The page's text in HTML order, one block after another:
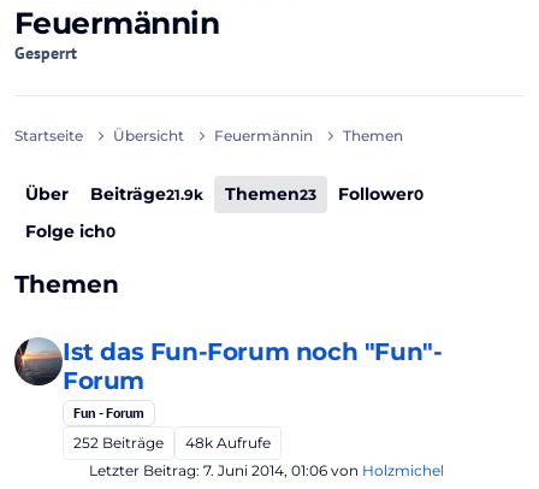
Feuermännin
Gesperrt
Startseite Übersicht Feuermännin Themen
Über Beiträge21.9k Themen23 Follower0
Folge ich0
Themen
Ist das Fun-Forum noch "Fun"-
Forum
Fun - Forum
252 Beiträge 48k Aufrufe
Letzter Beitrag: 7. Juni 2014, 01:06 von Holzmichel